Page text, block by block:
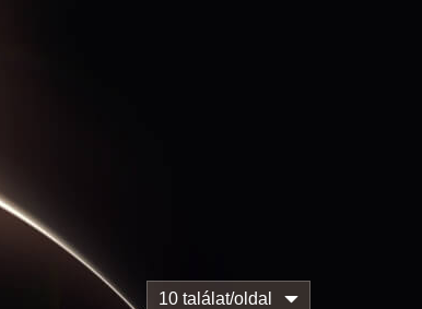
10 találat/oldal